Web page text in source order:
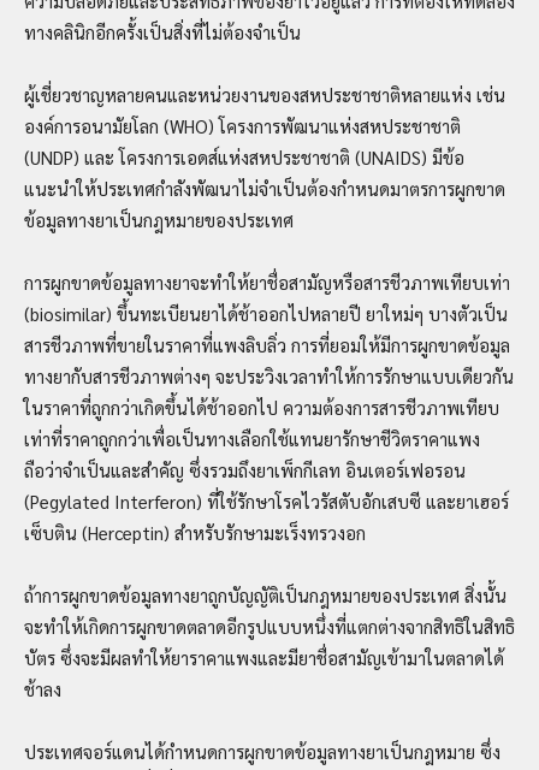
ทางคลินิกอีกครั้งเป็นสิ่งที่ไม่ต้องจำเป็น
ผู้เชี่ยวชาญหลายคนและหน่วยงานของสหประชาชาติหลายแห่ง เช่น
องค์การอนามัยโลก (WHO) โครงการพัฒนาแห่งสหประชาชาติ
(UNDP) และ โครงการเอดส์แห่งสหประชาชาติ (UNAIDS) มีข้อ
แนะนำให้ประเทศกำลังพัฒนาไม่จำเป็นต้องกำหนดมาตรการผูกขาด
ข้อมูลทางยาเป็นกฎหมายของประเทศ
การผูกขาดข้อมูลทางยาจะทำให้ยาชื่อสามัญหรือสารชีวภาพเทียบเท่า
(biosimilar) ขึ้นทะเบียนยาได้ช้าออกไปหลายปี ยาใหม่ๆ บางตัวเป็น
สารชีวภาพที่ขายในราคาที่แพงลิบลิ่ว การที่ยอมให้มีการผูกขาดข้อมูล
ทางยากับสารชีวภาพต่างๆ จะประวิงเวลาทำให้การรักษาแบบเดียวกัน
ในราคาที่ถูกกว่าเกิดขึ้นได้ช้าออกไป ความต้องการสารชีวภาพเทียบ
เท่าที่ราคาถูกกว่าเพื่อเป็นทางเลือกใช้แทนยารักษาชีวิตราคาแพง
ถือว่าจำเป็นและสำคัญ ซึ่งรวมถึงยาเพ็กกีเลท อินเตอร์เฟอรอน
(Pegylated Interferon) ที่ใช้รักษาโรคไวรัสตับอักเสบซี และยาเฮอร์
เซ็บติน (Herceptin) สำหรับรักษามะเร็งทรวงอก
ถ้าการผูกขาดข้อมูลทางยาถูกบัญญัติเป็นกฎหมายของประเทศ สิ่งนั้น
จะทำให้เกิดการผูกขาดตลาดอีกรูปแบบหนึ่งที่แตกต่างจากสิทธิในสิทธิ
บัตร ซึ่งจะมีผลทำให้ยาราคาแพงและมียาชื่อสามัญเข้ามาในตลาดได้
ช้าลง
ประเทศจอร์แดนได้กำหนดการผูกขาดข้อมูลทางยาเป็นกฎหมาย ซึ่ง